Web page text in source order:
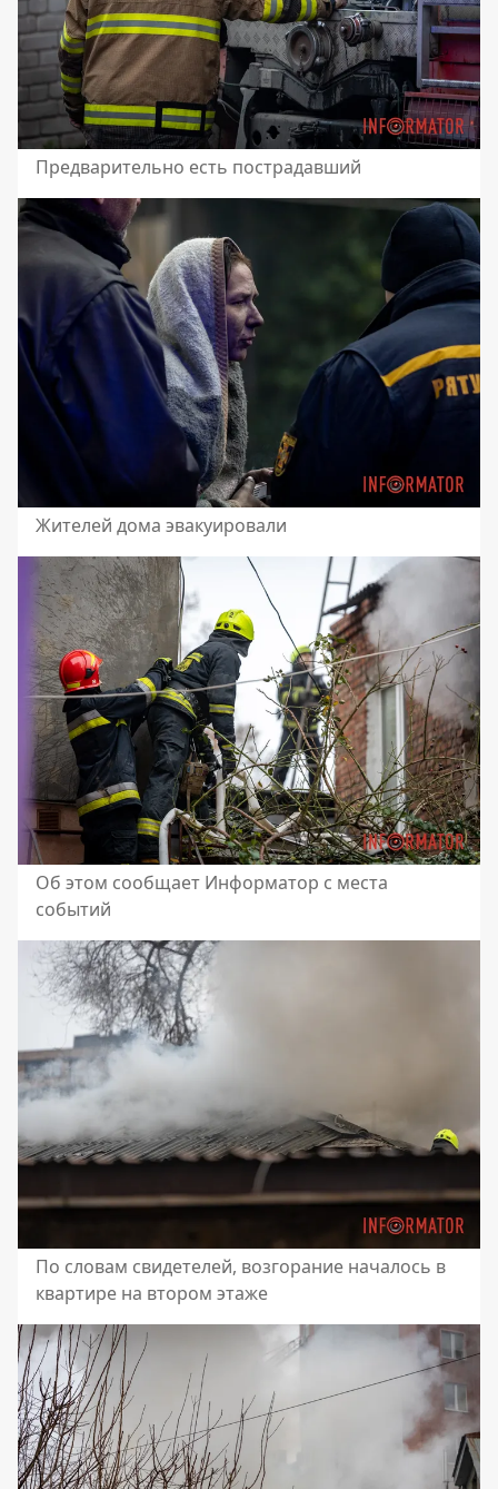
Предварительно есть пострадавший
Жителей дома эвакуировали
Об этом сообщает Информатор с места
событий
По словам свидетелей, возгорание началось в
квартире на втором этаже